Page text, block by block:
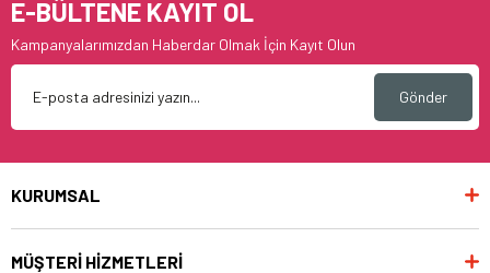
E-BÜLTENE KAYIT OL
Kampanyalarımızdan Haberdar Olmak İçin Kayıt Olun
Gönder
KURUMSAL
MÜŞTERİ HİZMETLERİ